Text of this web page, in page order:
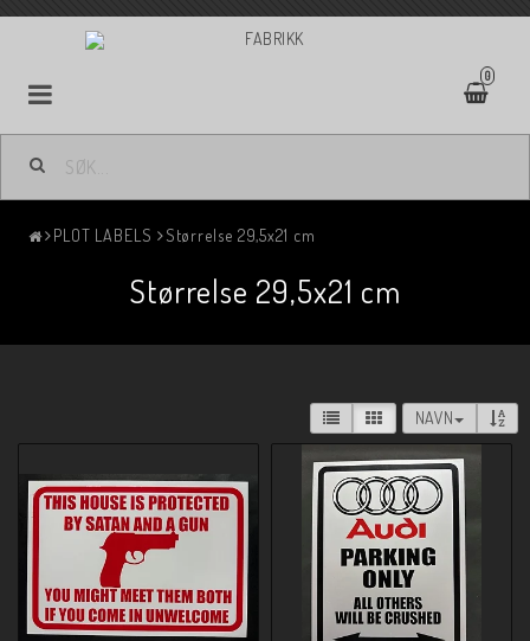
0
PLOT LABELS Størrelse 29,5x21 cm
Størrelse 29,5x21 cm
NAVN